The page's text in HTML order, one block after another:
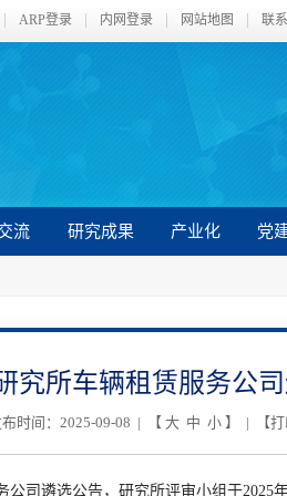
ARP登录 内网登录 网站地图 联
流 研究成果 产业化 党
究所车辆租赁服务公
时间：2025-09-08 | 【 大 中 小 】 | 【打
公司遴选公告，研究所评审小组于2025